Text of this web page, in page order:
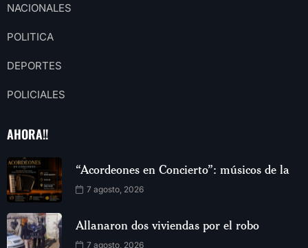
NACIONALES
POLITICA
DEPORTES
POLICIALES
AHORA!!
“Acordeones en Concierto”: músicos de la
7 agosto, 2026
Allanaron dos viviendas por el robo
7 agosto, 2026